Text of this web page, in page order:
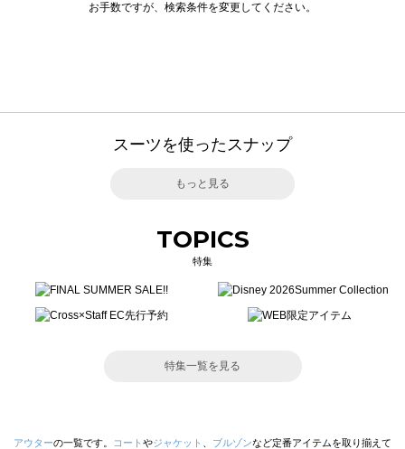
お手数ですが、検索条件を変更してください。
スーツを使ったスナップ
もっと見る
TOPICS
特集
特集一覧を見る
アウターの一覧です。 コート やジャケット ブルゾンなど定番アイテムを取り揃えて